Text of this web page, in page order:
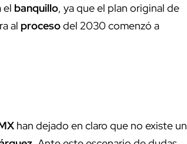
el banquillo, ya que el plan original de
al procesodel 2030 comenzó a
han dejado en claro que no existe un